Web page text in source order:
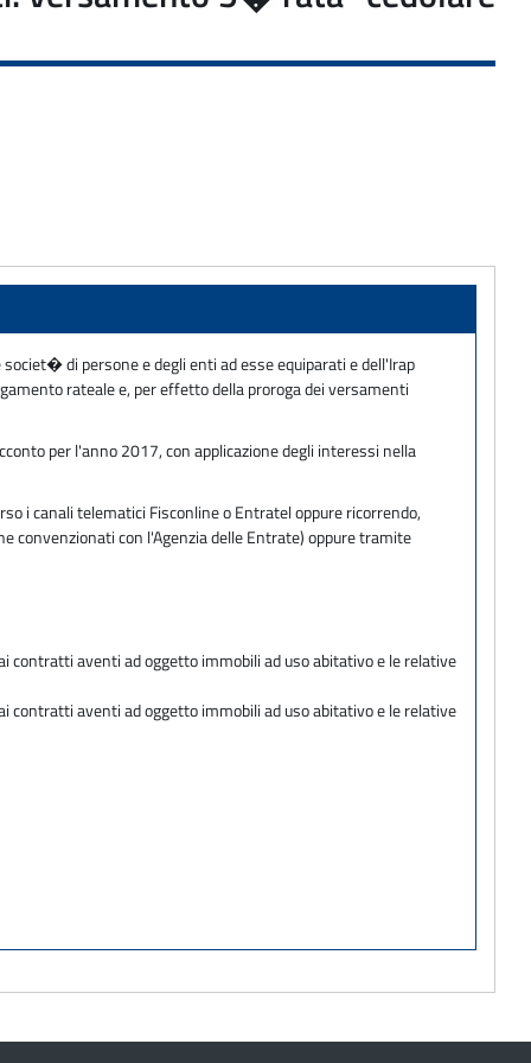
di persone e degli enti ad esse equiparati e dell'Irap
rateale e, per effetto della proroga dei versamenti
per l'anno 2017, con applicazione degli interessi nella
i canali telematici Fisconline o Entratel oppure ricorrendo,
convenzionati con l'Agenzia delle Entrate) oppure tramite
contratti aventi ad oggetto immobili ad uso abitativo e le relative
contratti aventi ad oggetto immobili ad uso abitativo e le relative